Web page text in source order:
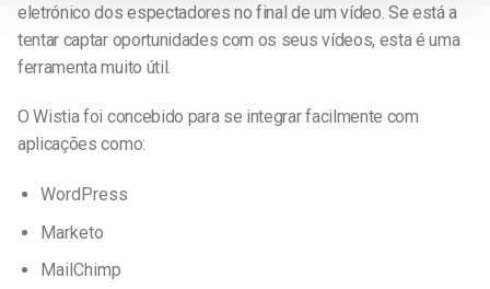
eletrónico dos espectadores no final de um vídeo. Se está a
tentar captar oportunidades com os seus vídeos, esta é uma
ferramenta muito útil.
O Wistia foi concebido para se integrar facilmente com
aplicações como:
WordPress
Marketo
MailChimp